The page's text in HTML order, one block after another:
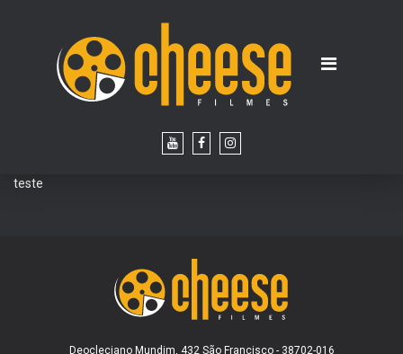
teste
Deocleciano Mundim, 432 São Francisco - 38702-016